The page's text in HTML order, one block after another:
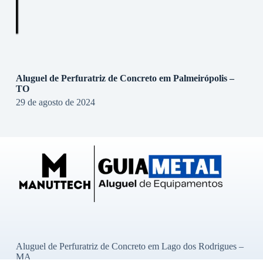
Aluguel de Perfuratriz de Concreto em Palmeirópolis –
TO
29 de agosto de 2024
Aluguel de Perfuratriz de Concreto em Lago dos Rodrigues –
MA